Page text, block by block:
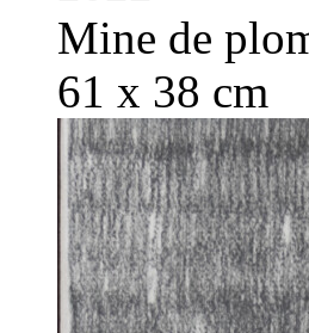
Mine de
61 x 38 cm